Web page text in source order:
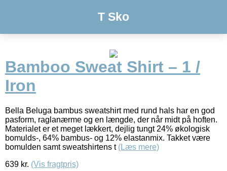
T Sko
Bamboo Sweat Shirt – 1 /
Iron
Bella Beluga bambus sweatshirt med rund hals har en god
pasform, raglanærme og en længde, der når midt på hoften.
Materialet er et meget lækkert, dejlig tungt 24% økologisk
bomulds-, 64% bambus- og 12% elastanmix. Takket være
bomulden samt sweatshirtens t (Læs mere)
639 kr. (Vis fragtpris)